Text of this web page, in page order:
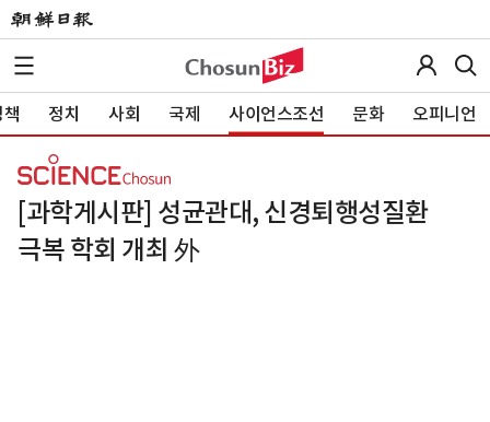
정치 사회 국제 사이언스조선 문화 오피니언
[과학게시판] 성균관대, 신경퇴행성질환
극복 학회 개최 外